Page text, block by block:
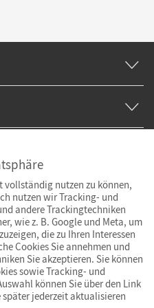
Cookies & Co.
vollständig nutzen zu können,
nutzen wir Tracking- und
andere Trackingtechniken
wie z. B. Google und Meta, um
die zu Ihren Interessen
Cookies Sie annehmen und
Sie akzeptieren. Sie können
sowie Tracking- und
können Sie über den Link
später jederzeit aktualisieren